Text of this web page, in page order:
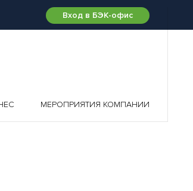
Вход в БЭК-офис
МЕРОПРИЯТИЯ КОМПАНИИ